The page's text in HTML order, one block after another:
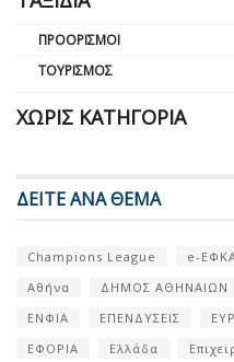
ΠΡΟΟΡΙΣΜΟΊ
ΤΟΥΡΙΣΜΌΣ
ΧΩΡΊΣ ΚΑΤΗΓΟΡΊΑ
ΔΕΙΤΕ ΑΝΑ ΘΕΜΑ
Champions League e-
Αθήνα
ΔΗΜΟΣ ΑΘΗΝΑΙΩΝ
ΕΝΦΙΑ
ΕΠΕΝΔΥΣΕΙΣ
ΕΦΟΡΙΑ
Ελλάδα